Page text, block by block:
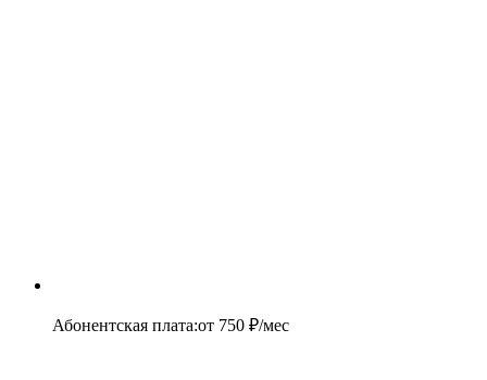
Абонентская плата:от 750 ₽/мес